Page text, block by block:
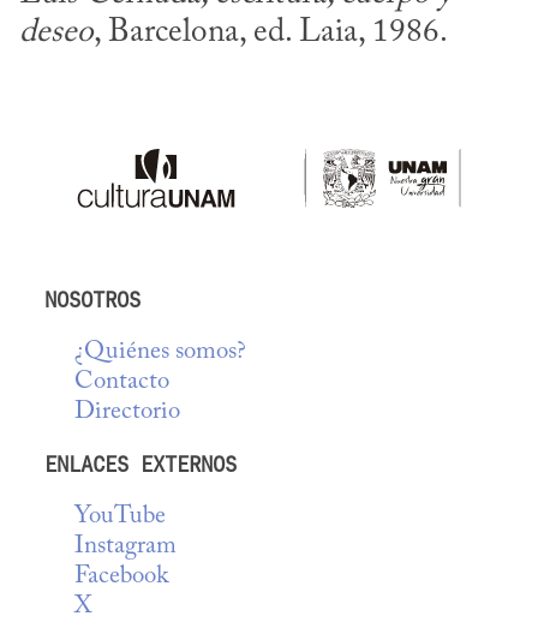
deseo, Barcelona, ed. Laia, 1986.
NOSOTROS
¿Quiénes somos?
Contacto
Directorio
ENLACES EXTERNOS
YouTube
Instagram
Facebook
X